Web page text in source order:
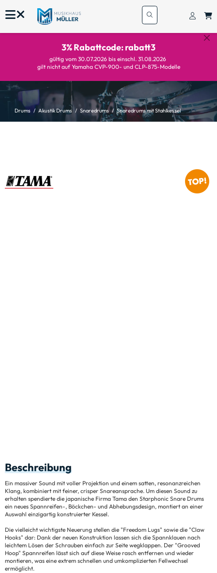
3% Rabattcode: rabatt3
gültig vom 30.07.2026 bis einschl. 31.08.2026
gilt nicht auf Yamaha CVP-900- und CLP-875-Modelle
Drums Akustik Drums Snaredrums Snaredrums mit Stahlkessel
Beschreibung
Ein massiver Sound mit voller Projektion und einem satten, resonanzreichen
Klang, kombiniert mit feiner, crisper Snareansprache. Um diesen Sound zu
erhalten spendierte die japanische Firma Tama den Starphonic Snare Drums
ein neues Spannreifen-, Böckchen- und Abhebungsdesign, montiert an einer
Auswahl einzigartig konstruierter Kessel.
Die vielleicht wichtigste Neuerung stellen die "Freedom Lugs" sowie die "Claw
Hooks" dar: Dank der neuen Konstruktion lassen sich die Spannklauen nach
leichtem Lösen der Schrauben einfach zur Seite wegklappen. Der "Grooved
Hoop" Spannreifen lässt sich auf diese Weise rasch entfernen und wieder
montieren, was eine extrem schnellen und umkomplizierten Fellwechsel
ermöglicht.